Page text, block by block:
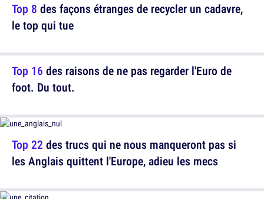
Top 16 des raisons de ne pas regarder l'Euro de
foot. Du tout.
Top 8 des façons étranges de recycler un cadavre,
le top qui tue
Top 22 des trucs qui ne nous manqueront pas si
les Anglais quittent l'Europe, adieu les mecs